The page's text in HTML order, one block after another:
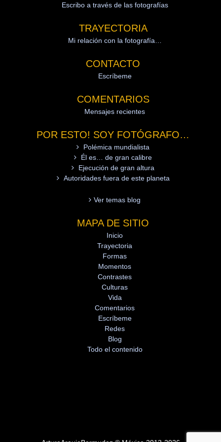
Escribo a través de las fotografías
TRAYECTORIA
Mi relación con la fotografía…
CONTACTO
Escríbeme
COMENTARIOS
Mensajes recientes
POR ESTO! SOY FOTÓGRAFO…
Polémica mundialista
Él es… de gran calibre
Ejecución de gran altura
Autoridades fuera de este planeta
Ver temas blog
MAPA DE SITIO
Inicio
Trayectoria
Formas
Momentos
Contrastes
Culturas
Vida
Comentarios
Escríbeme
Redes
Blog
Todo el contenido